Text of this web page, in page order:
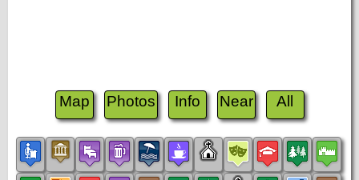
Map Photos Info Near All